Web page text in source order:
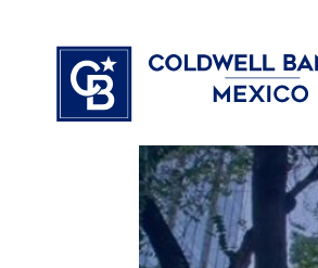
contenido